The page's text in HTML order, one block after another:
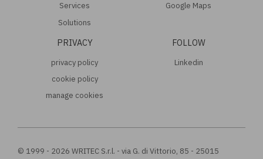
Services
Solutions
Google Maps
PRIVACY
privacy policy
cookie policy
manage cookies
FOLLOW
Linkedin
© 1999 - 2026 WRITEC S.r.l. - via G. di Vittorio, 85 - 25015